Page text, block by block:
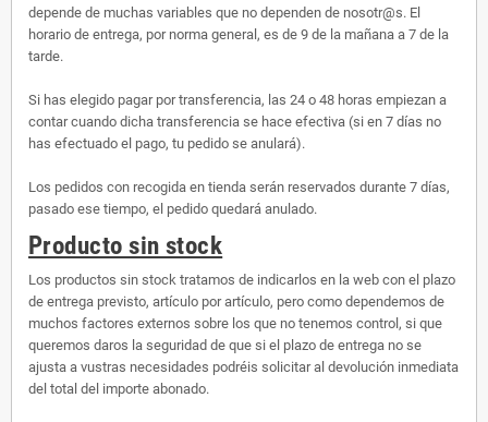
depende de muchas variables que no dependen de nosotr@s. El
horario de entrega, por norma general, es de 9 de la mañana a 7 de la
tarde.
Si has elegido pagar por transferencia, las 24 o 48 horas empiezan a
contar cuando dicha transferencia se hace efectiva (si en 7 días no
has efectuado el pago, tu pedido se anulará).
Los pedidos con recogida en tienda serán reservados durante 7 días,
pasado ese tiempo, el pedido quedará anulado.
Producto sin stock
Los productos sin stock tratamos de indicarlos en la web con el plazo
de entrega previsto, artículo por artículo, pero como dependemos de
muchos factores externos sobre los que no tenemos control, si que
queremos daros la seguridad de que si el plazo de entrega no se
ajusta a vustras necesidades podréis solicitar al devolución inmediata
del total del importe abonado.